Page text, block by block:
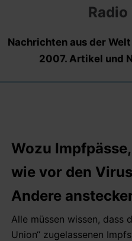
Nachrichten aus der
2007. Artikel und
Wozu
wie vor den
Andere
Alle müssen wissen, dass
Union“ zugelassenen